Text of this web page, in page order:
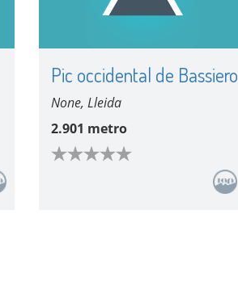
Pic occidental de Bassiero
None, Lleida
2.901 metro